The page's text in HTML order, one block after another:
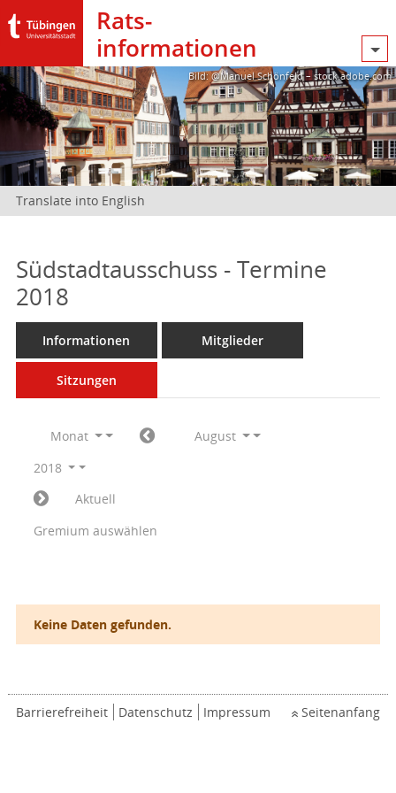
Rats­
informationen
Bild: @Manuel Schönfeld – stock.adobe.com
Translate into English
Südstadtausschuss - Termine
2018
Informationen Mitglieder
Sitzungen
Monat
August
2018
Aktuell
Gremium auswählen
Keine Daten gefunden.
Barrierefreiheit Datenschutz Impressum Seitenanfang